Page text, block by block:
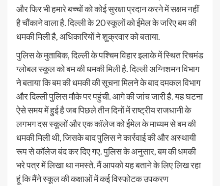
और फिर भी हमारे बच्चों को कोई सुरक्षा प्रदान करने में सक्षम नहीं
है चौंकाने वाला है. दिल्ली के 20 स्कूलों को ईमेल के जरिए बम की
धमकी मिली है, अधिकारियों ने शुक्रवार को बताया.
पुलिस के मुताबिक, दिल्ली के पश्चिम विहार इलाके में स्थित रिचमंड
ग्लोबल स्कूल को बम की धमकी मिली है. दिल्ली अग्निशमन विभाग
ने बताया कि बम की धमकी की सूचना मिलने के बाद दमकल विभाग
और दिल्ली पुलिस मौके पर पहुंची. आगे की जांच जारी है. यह घटना
ऐसे समय में हुई है जब पिछले तीन दिनों में राष्ट्रीय राजधानी के
लगभग दस स्कूलों और एक कॉलेज को ईमेल के माध्यम से बम की
धमकी मिली थी, जिसके बाद पुलिस ने कार्रवाई की और अस्थायी
रूप से कॉलेज बंद कर दिए गए. पुलिस के अनुसार, बम की धमकी
भरे पत्र में लिखा था नमस्ते. मैं आपको यह बताने के लिए लिख रहा
हूं कि मैंने स्कूल की कक्षाओं में कई विस्फोटक उपकरण